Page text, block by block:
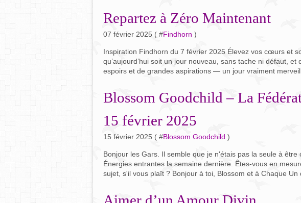
Repartez à Zéro Maintenant
07 février 2025 ( #Findhorn )
Inspiration Findhorn du 7 février 2025 Élevez vos cœurs et
qu’aujourd’hui soit un jour nouveau, sans tache ni défaut,
espoirs et de grandes aspirations — un jour vraiment
Blossom Goodchild – La
15 février 2025
15 février 2025 ( #Blossom Goodchild )
Bonjour les Gars. Il semble que je n'étais pas la seule à
Énergies entrantes la semaine dernière. Êtes-vous en
sujet, s'il vous plaît ? Bonjour à toi, Blossom et à Chaque Un